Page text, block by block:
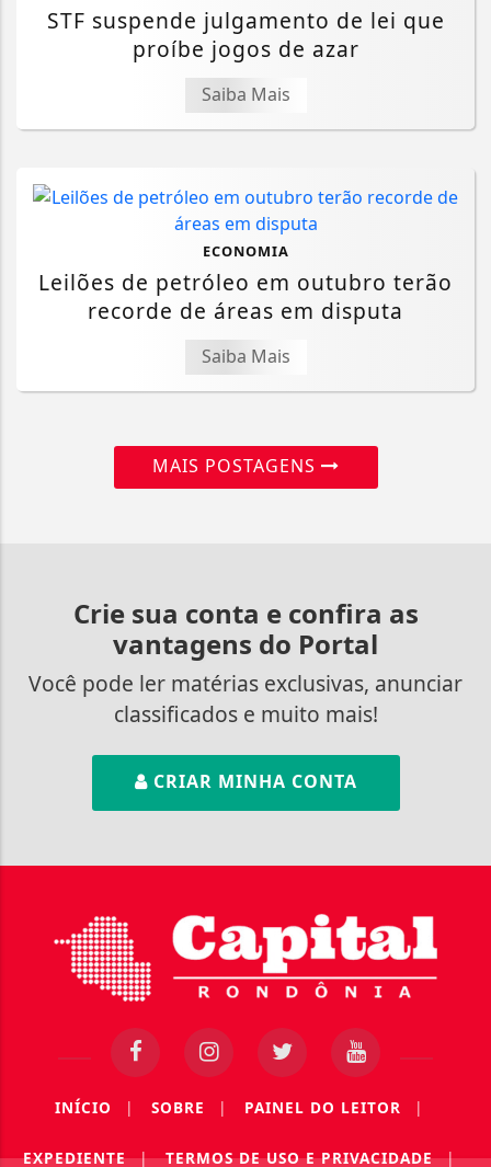
STF suspende julgamento de lei que
proíbe jogos de azar
Saiba Mais
ECONOMIA
Leilões de petróleo em outubro terão
recorde de áreas em disputa
Saiba Mais
MAIS POSTAGENS
Crie sua conta e confira as
vantagens do Portal
Você pode ler matérias exclusivas, anunciar
classificados e muito mais!
CRIAR MINHA CONTA
INÍCIO | SOBRE | PAINEL DO LEITOR |
EXPEDIENTE | TERMOS DE USO E PRIVACIDADE |